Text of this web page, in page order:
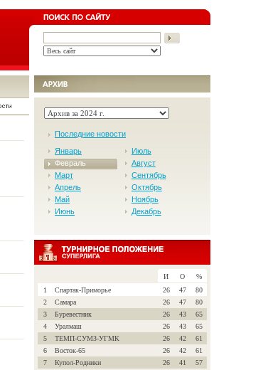
Последние новости
Январь
Февраль
Март
Апрель
Май
Июнь
Июль
Август
Сентябрь
Октябрь
Ноябрь
Декабрь
И О
%
1
Спартак-Приморье 26 47
80
2
Самара 26 47
80
3
Буревестник 26 43
65
4
Уралмаш 26 43
65
5
ТЕМП-СУМЗ-УГМК 26 42
61
6
Восток-65 26 42
61
7
Купол-Родники 26 41
57